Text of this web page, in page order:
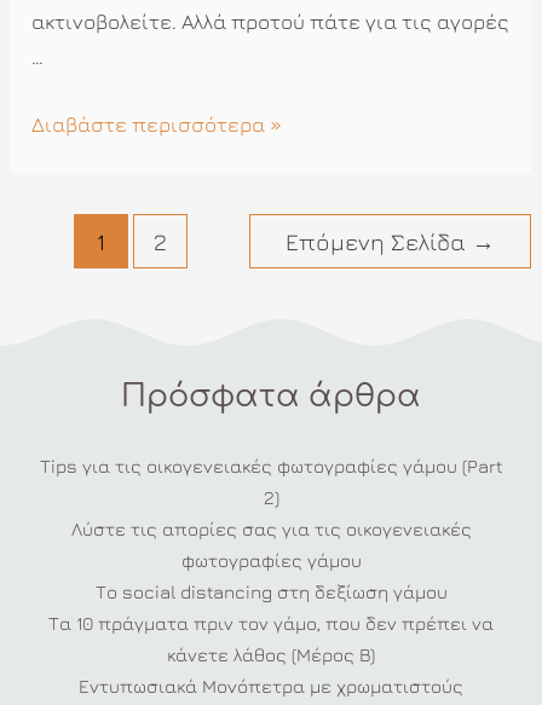
ακτινοβολείτε. Αλλά προτού πάτε για τις αγορές
…
Η
Διαβάστε περισσότερα »
Πλοήγηση
άρθρων
1 2 Επόμενη Σελίδα →
Πρόσφατα άρθρα
Tips για τις οικογενειακές φωτογραφίες γάμου (Part
2)
Λύστε τις απορίες σας για τις οικογενειακές
φωτογραφίες γάμου
Το social distancing στη δεξίωση γάμου
Τα 10 πράγματα πριν τον γάμο, που δεν πρέπει να
κάνετε λάθος (Μέρος Β)
Εντυπωσιακά Μονόπετρα με χρωματιστούς